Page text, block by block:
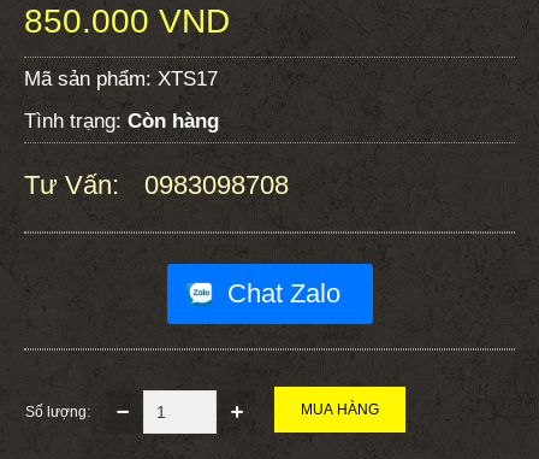
850.000 VND
Mã sản phẩm: XTS17
Tình trạng: Còn hàng
Tư Vấn: 0983098708
Chat Zalo
Số lượng: